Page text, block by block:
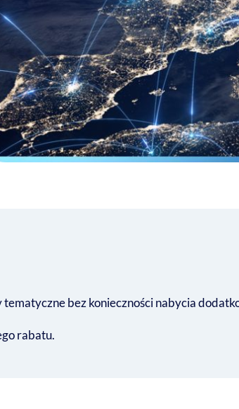
bez konieczności nabycia
rabatu.